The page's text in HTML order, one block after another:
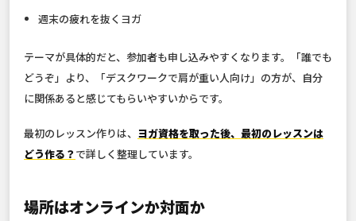
週末の疲れを抜くヨガ
テーマが具体的だと、参加者も申し込みやすくなります。「誰でも
どうぞ」より、「デスクワークで肩が重い人向け」の方が、自分
に関係あると感じてもらいやすいからです。
最初のレッスン作りは、 ヨガ資格を取った後、最初のレッスンは
どう作る？ で詳しく整理しています。
場所はオンラインか対面か